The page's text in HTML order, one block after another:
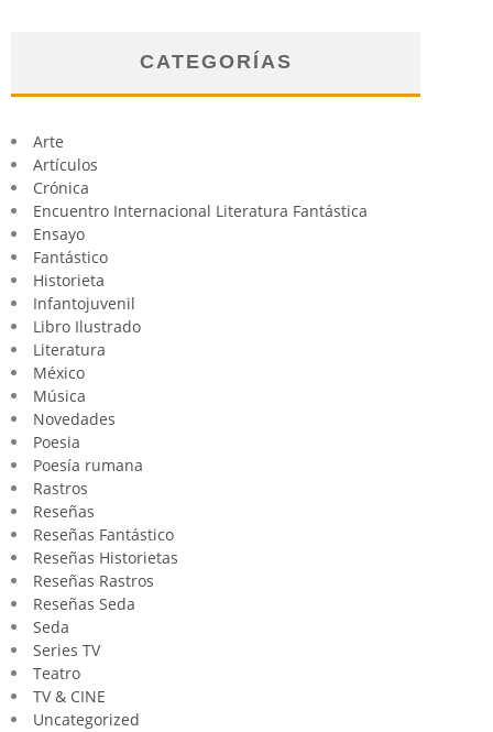
CATEGORÍAS
Arte
Artículos
Crónica
Encuentro Internacional Literatura Fantástica
Ensayo
Fantástico
Historieta
Infantojuvenil
Libro Ilustrado
Literatura
México
Música
Novedades
Poesia
Poesía rumana
Rastros
Reseñas
Reseñas Fantástico
Reseñas Historietas
Reseñas Rastros
Reseñas Seda
Seda
Series TV
Teatro
TV & CINE
Uncategorized